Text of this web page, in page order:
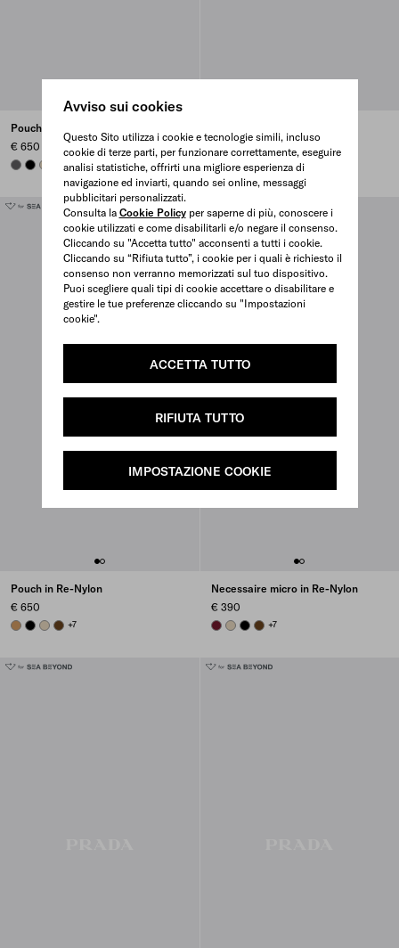
Avviso sui cookies
Questo Sito utilizza i cookie e tecnologie simili, incluso
cookie di terze parti, per funzionare correttamente, eseguire
analisi statistiche, offrirti una migliore esperienza di
navigazione ed inviarti, quando sei online, messaggi
pubblicitari personalizzati.
Consulta la Cookie Policyper saperne di più, conoscere i
cookie utilizzati e come disabilitarli e/o negare il consenso.
Cliccando su "Accetta tutto" acconsenti a tutti i cookie.
Cliccando su “Rifiuta tutto”, i cookie per i quali è richiesto il
consenso non verranno memorizzati sul tuo dispositivo.
Puoi scegliere quali tipi di cookie accettare o disabilitare e
gestire le tue preferenze cliccando su "Impostazioni
cookie".
ACCETTA TUTTO
RIFIUTA TUTTO
IMPOSTAZIONE COOKIE
Pouch in Re-Nylon
€ 650
MERCURY GRAY
BLACKDESERT BEIGE
BRANDY
+7
€ 650
BRANDY
BLACKDESERT BEIGE
BRANDY
+7
Pouch in Re-Nylon
€ 650
CAMEL BROWN
BLACKDESERT BEIGE
BRANDY
+7
Necessaire micro in Re-Nylon
€ 390
BURGUNDY
DESERT BEIGE
BLACKBRANDY
+7